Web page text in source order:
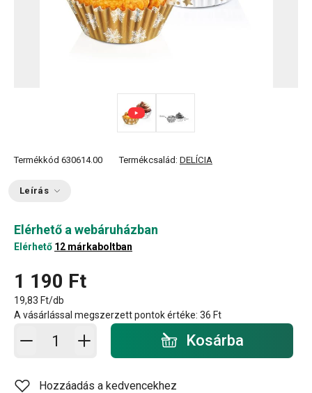
Termékkód 630614.00 Termékcsalád: DELÍCIA
Leírás
Elérhető a webáruházban
Elérhető 12 márkaboltban
1 190 Ft
19,83 Ft/db
A vásárlással megszerzett pontok értéke: 36 Ft
Kosárba - mennyiség Kosárba
Hozzáadás a kedvencekhez